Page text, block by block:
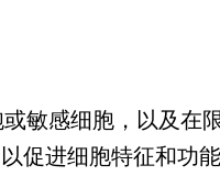
敏感细胞，以及在
促进细胞特征和功